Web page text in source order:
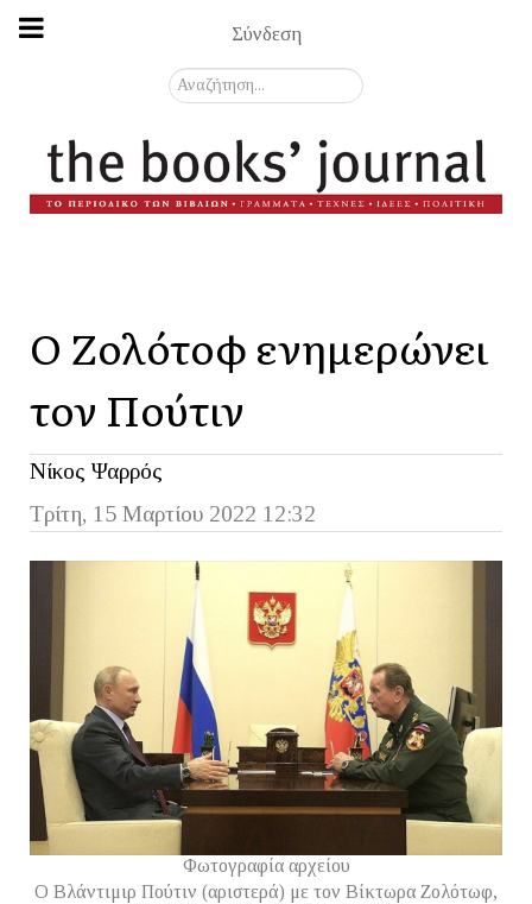
Σύνδεση
Αναζήτηση...
Ο Ζολότοφ ενημερώνει
τον Πούτιν
Νίκος Ψαρρός
Τρίτη, 15 Μαρτίου 2022 12:32
Φωτογραφία αρχείου
Ο Βλάντιμιρ Πούτιν (αριστερά) με τον Βίκτωρα Ζολότωφ,